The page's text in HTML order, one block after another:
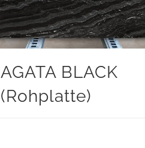
AGATA BLACK
(Rohplatte)